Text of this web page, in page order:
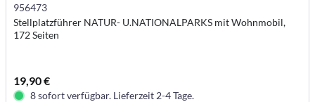
956473
Stellplatzführer NATUR- U.NATIONALPARKS mit Wohnmobil,
172 Seiten
19,90 €
8 sofort verfügbar. Lieferzeit 2-4 Tage.